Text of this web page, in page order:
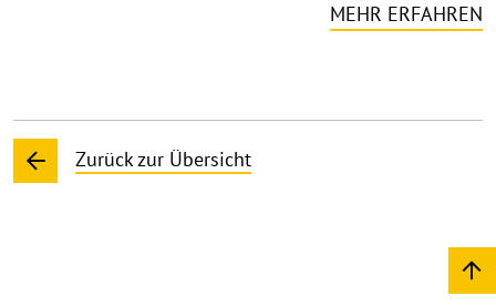
MEHR ERFAHREN
Zurück zur Übersicht